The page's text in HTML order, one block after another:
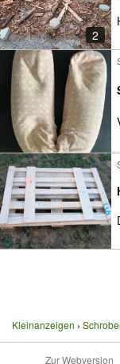
2
Kleinanzeigen
Zur Webversion